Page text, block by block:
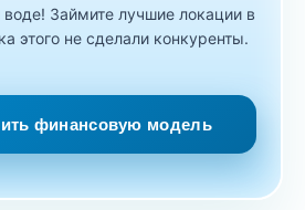
воде! Займите лучшие локации в
этого не сделали конкуренты.
финансовую модель